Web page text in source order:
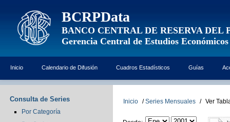
BCRPData
BANCO CENTRAL DE RESERVA DEL
Gerencia Central de Estudios Económicos
Inicio Calendario de Difusión Cuadros Estadísticos Guías
Consulta de Series
Por Categoría
Inicio / Series Mensuales / Ver